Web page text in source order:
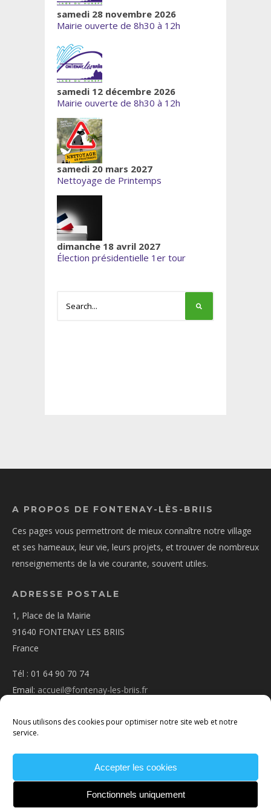
Nous utilisons des cookies pour optimiser notre site web et notre
service.
Accepter les cookies
Fonctionnels uniquement
samedi 28 novembre 2026
Mairie ouverte de 8h30 à 12h
samedi 12 décembre 2026
Mairie ouverte de 8h30 à 12h
samedi 20 mars 2027
Nettoyage de Printemps
dimanche 18 avril 2027
Élection présidentielle 1er tour
A PROPOS DE FONTENAY-LÈS-BRIIS
Ces pages vous permettront de mieux connaître notre village
et ses hameaux, leur vie, leurs projets, et trouver de nombreux
renseignements de la vie courante, souvent utiles.
ADRESSE POSTALE
1, Place de la Mairie
91640 FONTENAY LES BRIIS
France
Tél : 01 64 90 70 74
Email: accueil@fontenay-les-briis.fr
NOUS CONTACTER
LÉGALES
POLITIQUE DE COOKIES
CONDITIONS
GÉNÉRALES